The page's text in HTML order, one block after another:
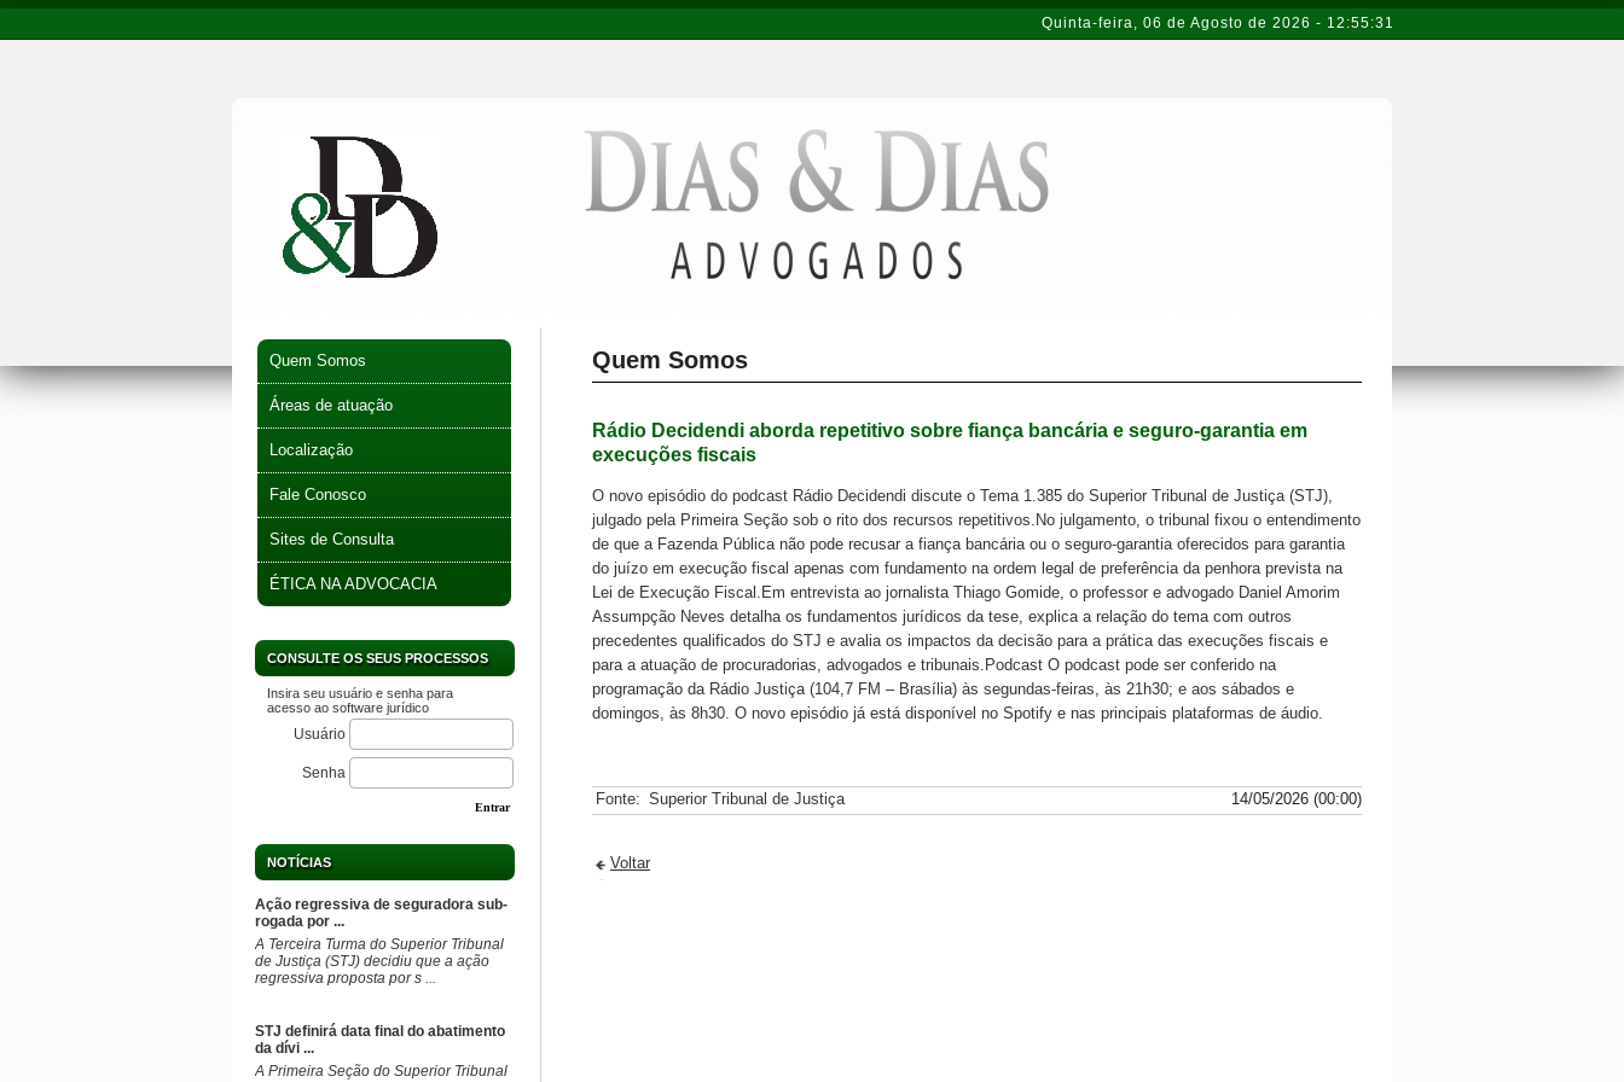
Quinta-feira, 06 de Agosto de 2026 - 12:55:31
Quem Somos
Áreas de atuação
Localização
Fale Conosco
Sites de Consulta
ÉTICA NA ADVOCACIA
CONSULTE OS SEUS PROCESSOS
Insira seu usuário e senha para
acesso ao software jurídico
Usuário
Senha
Entrar
NOTÍCIAS
Ação regressiva de seguradora sub-
rogada por ...
​A Terceira Turma do Superior Tribunal
de Justiça (STJ) decidiu que a ação
regressiva proposta por s ...
STJ definirá data final do abatimento
da dívi ...
​A Primeira Seção do Superior Tribunal
Quem Somos
Rádio Decidendi aborda repetitivo sobre fiança bancária e seguro-garantia em
execuções fiscais
O novo episódio do podcast Rádio Decidendi discute o Tema 1.385 do Superior Tribunal de Justiça (STJ),
julgado pela Primeira Seção sob o rito dos recursos repetitivos.No julgamento, o tribunal fixou o entendimento
de que a Fazenda Pública não pode recusar a fiança bancária ou o seguro-garantia oferecidos para garantia
do juízo em execução fiscal apenas com fundamento na ordem legal de preferência da penhora prevista na
Lei de Execução Fiscal.Em entrevista ao jornalista Thiago Gomide, o professor e advogado Daniel Amorim
Assumpção Neves detalha os fundamentos jurídicos da tese, explica a relação do tema com outros
precedentes qualificados do STJ e avalia os impactos da decisão para a prática das execuções fiscais e
para a atuação de procuradorias, advogados e tribunais.Podcast O podcast pode ser conferido na
programação da Rádio Justiça (104,7 FM – Brasília) às segundas-feiras, às 21h30; e aos sábados e
domingos, às 8h30. O novo episódio já está disponível no Spotify e nas principais plataformas de áudio.
Fonte: Superior Tribunal de Justiça 14/05/2026 (00:00)
Voltar